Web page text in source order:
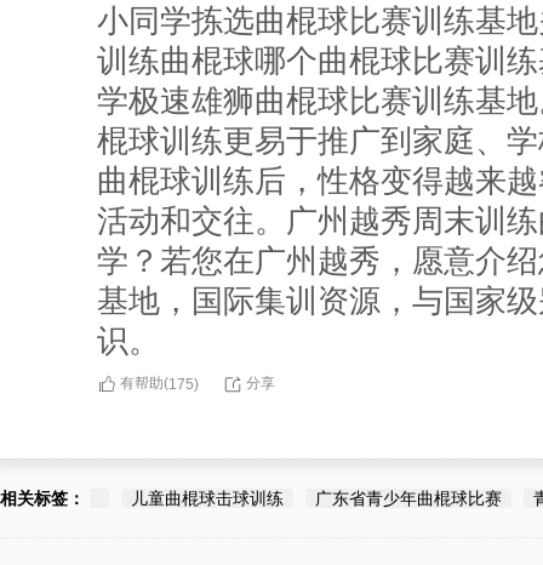
小同学拣选曲棍球比赛训练基
训练曲棍球哪个曲棍球比赛训
学极速雄狮曲棍球比赛训练基
棍球训练更易于推广到家庭、
曲棍球训练后，性格变得越来
活动和交往。广州越秀周末训
学？若您在广州越秀，愿意介
基地，国际集训资源，与国家
识。
有帮助(175) 分享
相关标签： 儿童曲棍球击球训练 广东省青少年曲棍球比赛